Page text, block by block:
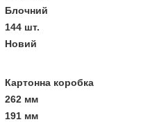
Блочний
144 шт.
Новий
Картонна коробка
262 мм
191 мм